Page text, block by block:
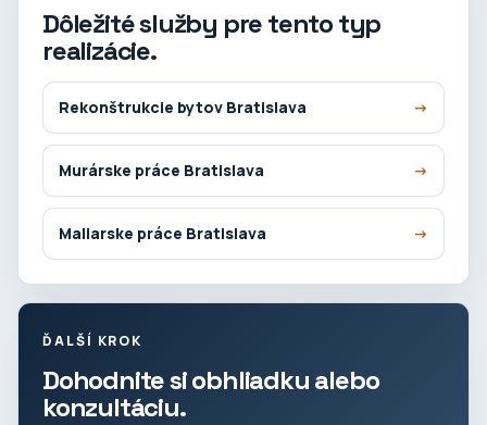
Dôležité služby pre tento typ
realizácie.
Rekonštrukcie bytov Bratislava
Murárske práce Bratislava
Maliarske práce Bratislava
ĎALŠÍ KROK
Dohodnite si obhliadku alebo
konzultáciu.